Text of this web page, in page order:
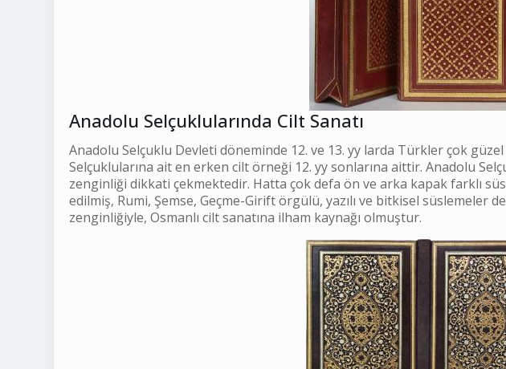
Anadolu Selçuklularında Cilt Sanatı
Anadolu Selçuklu Devleti döneminde 12. ve 13. yy larda Türkler çok
Selçuklularına ait en erken cilt örneği 12. yy sonlarına aittir. Anadolu
zenginliği dikkati çekmektedir. Hatta çok defa ön ve arka kapak farklı
edilmiş, Rumi, Şemse, Geçme-Girift örgülü, yazılı ve bitkisel süslemeler
zenginliğiyle, Osmanlı cilt sanatına ilham kaynağı olmuştur.